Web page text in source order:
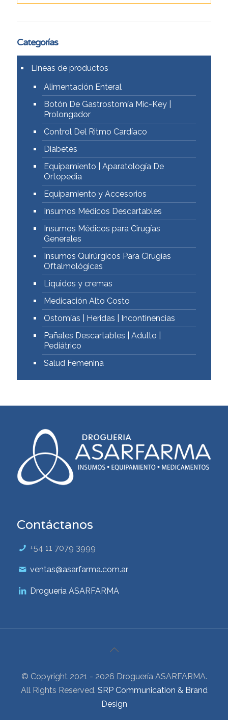
Categorías
Lineas de productos
Alimentación Enteral
Botón De Gastrostomía Mic-Key |
Prolongador
Control Del Ritmo Cardíaco
Diabetes
Equipamiento | Aparatología De
Ortopedia
Equipamiento y Accesorios
Insumos Médicos Descartables
Insumos Médicos para Cirugías
Generales
Insumos Quirúrgicos Para Cirugías
Oftalmológicas
Liquidos y cremas
Medicación Alto Costo
Ostomías | Heridas | Incontinencias
Pañales Descartables | Adulto |
Pediátrico
Salud Femenina
Contáctanos
+54 11 7079 3999
ventas@asarfarma.com.ar
Droguería ASARFARMA
© Copyright 2021 - 2026 Droguería ASARFARMA.
All Rights Reserved. SRP Communication & Brand
Design